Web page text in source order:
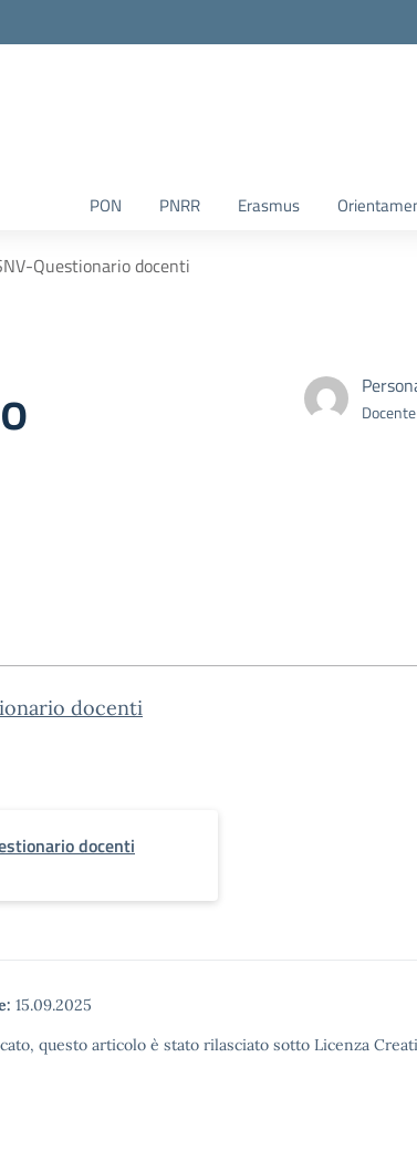
PON PNRR Erasmus
Questionario docenti
Docente
docenti
docenti
15.09.2025
questo articolo è stato rilasciato sotto Licenza